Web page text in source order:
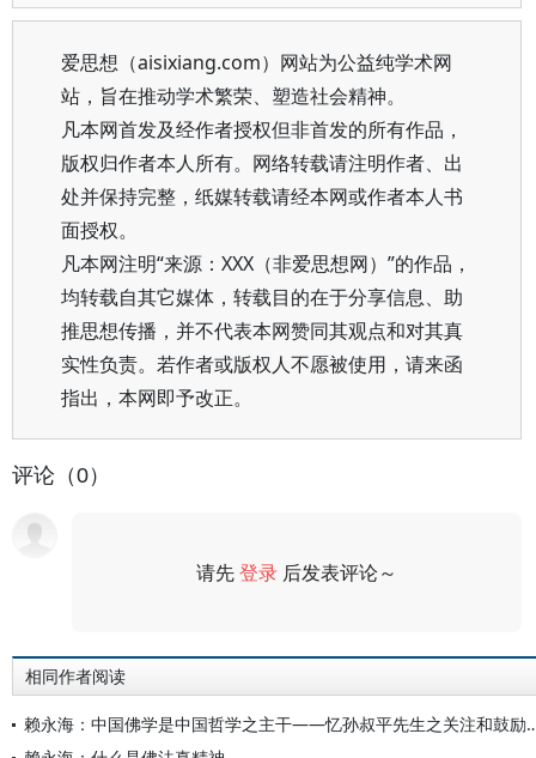
爱思想（aisixiang.com）网站为公益纯学术网
站，旨在推动学术繁荣、塑造社会精神。
凡本网首发及经作者授权但非首发的所有作品，
版权归作者本人所有。网络转载请注明作者、出
处并保持完整，纸媒转载请经本网或作者本人书
面授权。
凡本网注明“来源：XXX（非爱思想网）”的作品，
均转载自其它媒体，转载目的在于分享信息、助
推思想传播，并不代表本网赞同其观点和对其真
实性负责。若作者或版权人不愿被使用，请来函
指出，本网即予改正。
评论（0）
请先登录 后发表评论～
相同作者阅读
赖永海：中国佛学是中国哲学